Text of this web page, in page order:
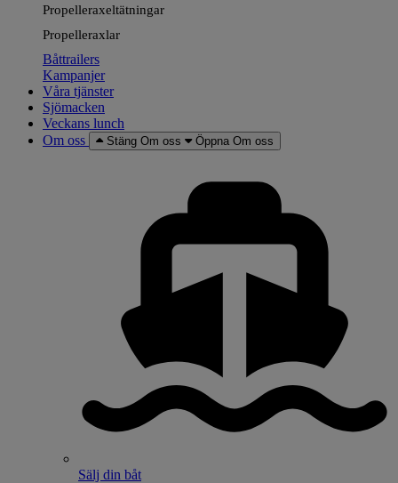
Propelleraxeltätningar
Propelleraxlar
Båttrailers
Kampanjer
Våra tjänster
Sjömacken
Veckans lunch
Om oss
Stäng Om oss Öppna Om oss
Sälj din båt